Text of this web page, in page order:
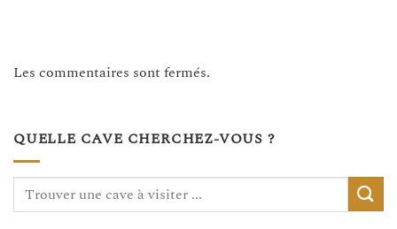
Les commentaires sont fermés.
QUELLE CAVE CHERCHEZ-VOUS ?